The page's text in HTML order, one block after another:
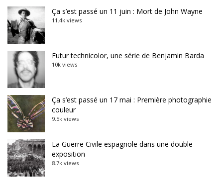
Ça s’est passé un 11 juin : Mort de John Wayne
11.4k views
Futur technicolor, une série de Benjamin Barda
10k views
Ça s’est passé un 17 mai : Première photographie
couleur
9.5k views
La Guerre Civile espagnole dans une double
exposition
8.7k views